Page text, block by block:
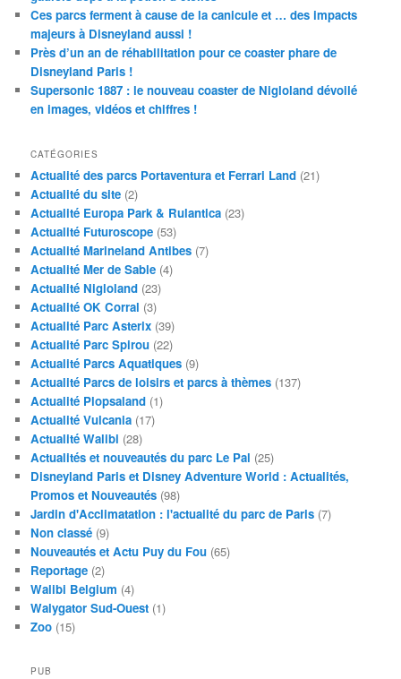
Ces parcs ferment à cause de la canicule et … des impacts
majeurs à Disneyland aussi !
Près d’un an de réhabilitation pour ce coaster phare de
Disneyland Paris !
Supersonic 1887 : le nouveau coaster de Nigloland dévoilé
en images, vidéos et chiffres !
CATÉGORIES
Actualité des parcs Portaventura et Ferrari Land (21)
Actualité du site (2)
Actualité Europa Park & Rulantica (23)
Actualité Futuroscope (53)
Actualité Marineland Antibes (7)
Actualité Mer de Sable (4)
Actualité Nigloland (23)
Actualité OK Corral (3)
Actualité Parc Asterix (39)
Actualité Parc Spirou (22)
Actualité Parcs Aquatiques (9)
Actualité Parcs de loisirs et parcs à thèmes (137)
Actualité Plopsaland (1)
Actualité Vulcania (17)
Actualité Walibi (28)
Actualités et nouveautés du parc Le Pal (25)
Disneyland Paris et Disney Adventure World : Actualités,
Promos et Nouveautés (98)
Jardin d'Acclimatation : l'actualité du parc de Paris (7)
Non classé (9)
Nouveautés et Actu Puy du Fou (65)
Reportage (2)
Walibi Belgium (4)
Walygator Sud-Ouest (1)
Zoo (15)
PUB